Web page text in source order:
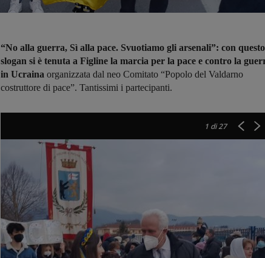
“No alla guerra, Sì alla pace. Svuotiamo gli arsenali”: con questo
slogan si è tenuta a Figline la marcia per la pace e contro la
in Ucraina organizzata dal neo Comitato “Popolo del Valdarno
costruttore di pace”. Tantissimi i partecipanti.
1 di 27